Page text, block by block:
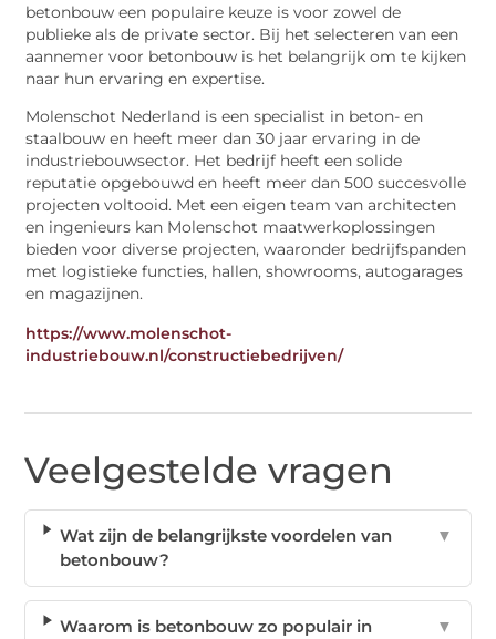
betonbouw een populaire keuze is voor zowel de
publieke als de private sector. Bij het selecteren van een
aannemer voor betonbouw is het belangrijk om te kijken
naar hun ervaring en expertise.
Molenschot Nederland is een specialist in beton- en
staalbouw en heeft meer dan 30 jaar ervaring in de
industriebouwsector. Het bedrijf heeft een solide
reputatie opgebouwd en heeft meer dan 500 succesvolle
projecten voltooid. Met een eigen team van architecten
en ingenieurs kan Molenschot maatwerkoplossingen
bieden voor diverse projecten, waaronder bedrijfspanden
met logistieke functies, hallen, showrooms, autogarages
en magazijnen.
https://www.molenschot-
industriebouw.nl/constructiebedrijven/
Veelgestelde vragen
Wat zijn de belangrijkste voordelen van
betonbouw?
▼
Waarom is betonbouw zo populair in
▼